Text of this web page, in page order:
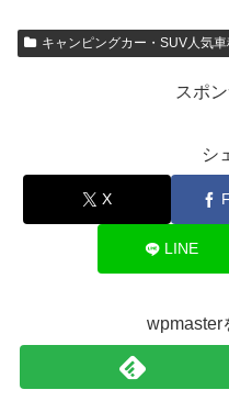
キャンピングカー・SUV人気車
スポ
シ
X
LINE
wpmaster